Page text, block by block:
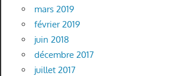
mars 2019
février 2019
juin 2018
décembre 2017
juillet 2017